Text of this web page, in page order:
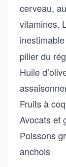
cerveau,
vitamines.
pilier du
Huile
Fruits à
Avocats et
Poissons
anchois